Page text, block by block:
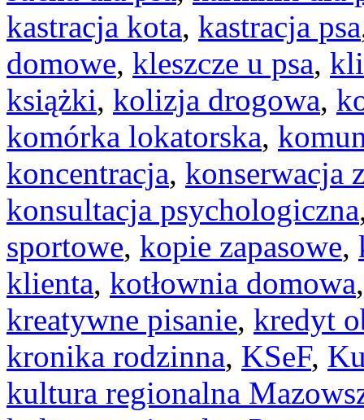
kastracja kota, kastracja psa
domowe, kleszcze u psa,
książki, kolizja drogowa,
komórka lokatorska,
koncentracja, konserwacja
konsultacja psychologiczna
sportowe, kopie zapasowe,
klienta, kotłownia domowa
kreatywne pisanie, kredyt
kronika rodzinna, KSeF,
kultura regionalna